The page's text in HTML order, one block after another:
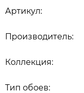
Артикул:
Производитель:
Коллекция:
Тип обоев: